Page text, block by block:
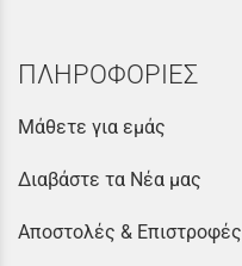
ΠΛΗΡΟΦΟΡΙΕΣ
Μάθετε για εμάς
Διαβάστε τα Νέα μας
Αποστολές & Επιστροφές